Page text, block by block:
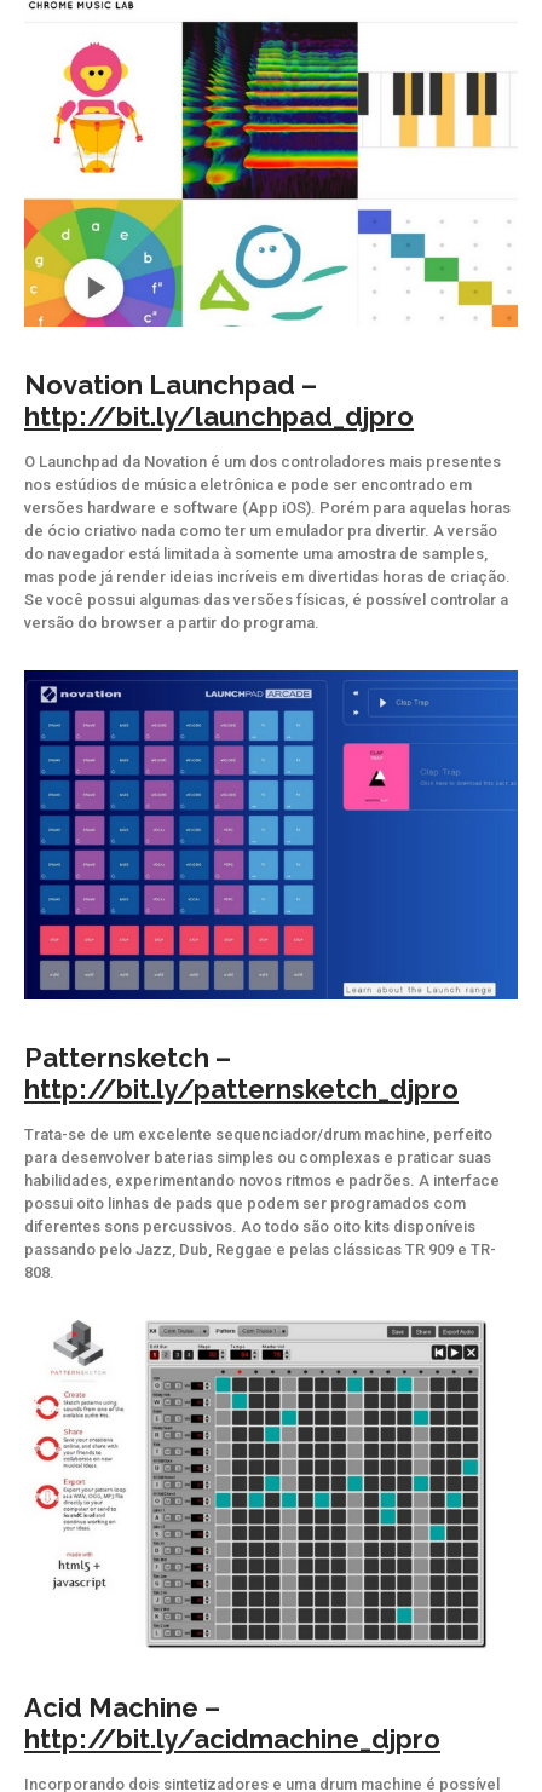
Novation Launchpad –
http://bit.ly/launchpad_djpro
O Launchpad da Novation é um dos controladores mais presentes
nos estúdios de música eletrônica e pode ser encontrado em
versões hardware e software (App iOS). Porém para aquelas horas
de ócio criativo nada como ter um emulador pra divertir. A versão
do navegador está limitada à somente uma amostra de samples,
mas pode já render ideias incríveis em divertidas horas de criação.
Se você possui algumas das versões físicas, é possível controlar a
versão do browser a partir do programa.
Patternsketch –
http://bit.ly/patternsketch_djpro
Trata-se de um excelente sequenciador/drum machine, perfeito
para desenvolver baterias simples ou complexas e praticar suas
habilidades, experimentando novos ritmos e padrões. A interface
possui oito linhas de pads que podem ser programados com
diferentes sons percussivos. Ao todo são oito kits disponíveis
passando pelo Jazz, Dub, Reggae e pelas clássicas TR 909 e TR-
808.
Acid Machine –
http://bit.ly/acidmachine_djpro
Incorporando dois sintetizadores e uma drum machine é possível